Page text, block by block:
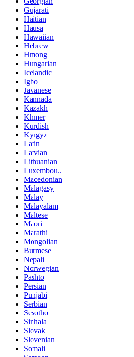
Gujarati
Haitian
Hausa
Hawaiian
Hebrew
Hmong
Hungarian
Icelandic
Igbo
Javanese
Kannada
Kazakh
Khmer
Kurdish
Kyrgyz
Latin
Latvian
Lithuanian
Luxembou..
Macedonian
Malagasy
Malay
Malayalam
Maltese
Maori
Marathi
Mongolian
Burmese
Nepali
Norwegian
Pashto
Persian
Punjabi
Serbian
Sesotho
Sinhala
Slovak
Slovenian
Somali